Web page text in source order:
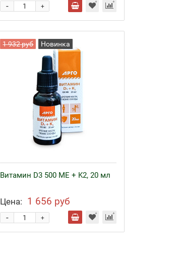
+
-
1 932 руб Новинка
Витамин D3 500 МЕ + K2, 20 мл
Цена: 1 656 руб
+
-